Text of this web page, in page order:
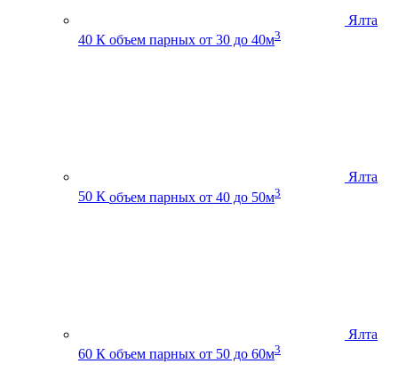
Ялта
40 К объем парных от 30 до 40м3
Ялта
50 К объем парных от 40 до 50м3
Ялта
60 К объем парных от 50 до 60м3